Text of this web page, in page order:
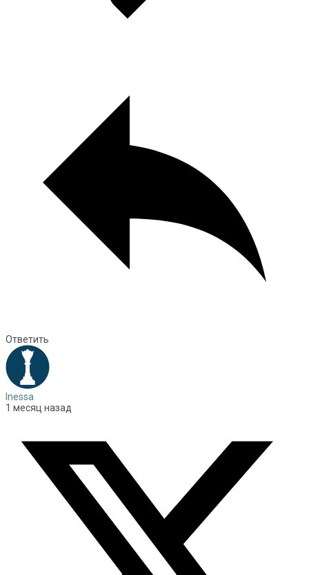
Ответить
Inessa
1 месяц назад